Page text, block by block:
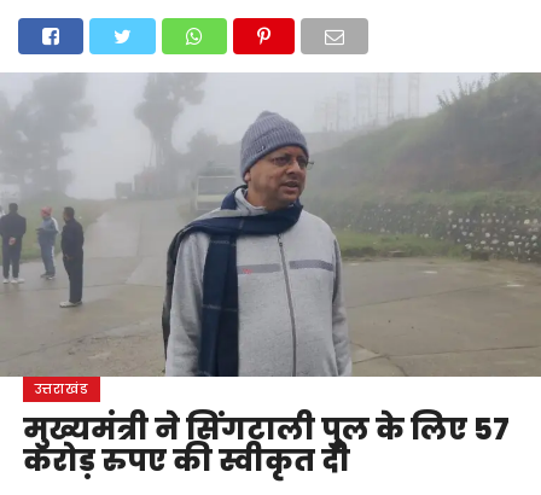
उत्तराखंड उत्तरकाशी
टिहरी गढ़वाल
देहरादून
पिथौरागढ़ पौड़ी गढ़वाल हरिद्वारदेश
मनोरंजन
उत्तराखंड
मुख्यमंत्री ने सिंगटाली पुल के लिए 57
करोड़ रुपए की स्वीकृत दी